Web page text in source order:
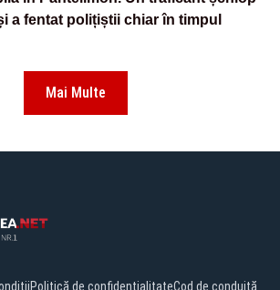
a fentat polițiștii chiar în timpul
Mai Multe
Politică de confidențialitateCod de conduită